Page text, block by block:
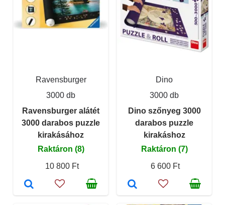
Ravensburger
3000 db
Ravensburger alátét
3000 darabos puzzle
kirakásához
Raktáron (8)
10 800 Ft
Dino
3000 db
Dino szőnyeg 3000
darabos puzzle
kirakáshoz
Raktáron (7)
6 600 Ft